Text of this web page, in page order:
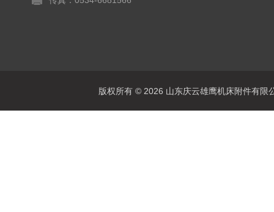
版权所有 © 2026 山东庆云雄鹰机床附件有